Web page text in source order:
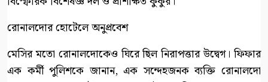
রোনালদোর হোটেলে অনুপ্রবেশ
মেসির মতো রোনালদোকেও ঘিরে ছিল নিরাপত্তার উদ্বেগ। ফিফার
এক কর্মী পুলিশকে জানান, এক সন্দেহজনক ব্যক্তি রোনালদো